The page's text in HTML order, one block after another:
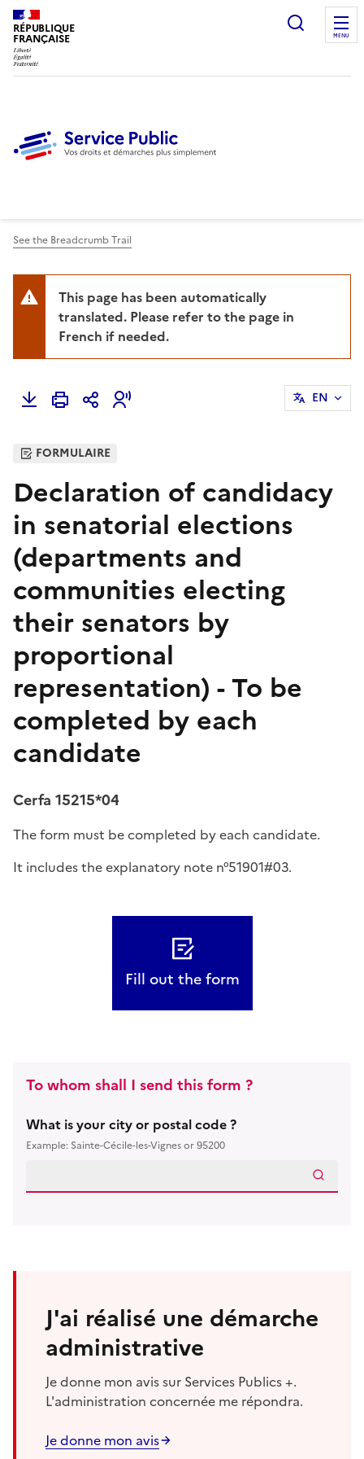
RÉPUBLIQUE
FRANÇAISE
Ouvrir
MENU
See the Breadcrumb Trail
This page has been automatically
translated. Please refer to the page in
French if needed.
EN
FORMULAIRE
Declaration of candidacy
in senatorial elections
(departments and
communities electing
their senators by
proportional
representation) - To be
completed by each
candidate
Cerfa 15215*04
The form must be completed by each candidate.
It includes the explanatory note n°51901#03.
Fill out the form
To whom shall I send this form ?
What is your city or postal code ?
Example: Sainte-Cécile-les-Vignes or 95200
J'ai réalisé une démarche
administrative
Je donne mon avis sur Services Publics +.
L'administration concernée me répondra.
Je donne mon avis